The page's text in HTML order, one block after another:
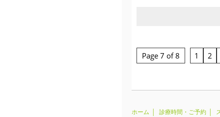
Page 7 of 8 1 2
ホーム 診療時間・ご予約